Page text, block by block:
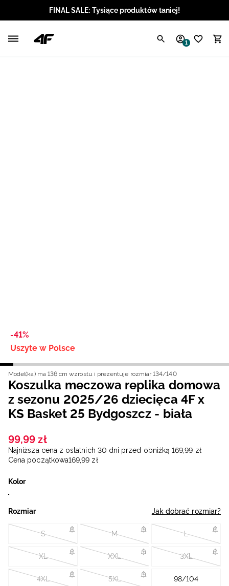
FINAL SALE: Tysiące produktów taniej!
1
-41%
Uszyte w Polsce
Model(ka) ma 136 cm wzrostu i prezentuje rozmiar 134/140
Koszulka meczowa replika domowa
z sezonu 2025/26 dziecięca 4F x
KS Basket 25 Bydgoszcz - biała
99,99 zł
Najniższa cena z ostatnich 30 dni przed obniżką 169,99 zł
Cena początkowa169,99 zł
Kolor
Rozmiar Jak dobrać rozmiar?
S M L
XL XXL 3XL
4XL 5XL 98/104